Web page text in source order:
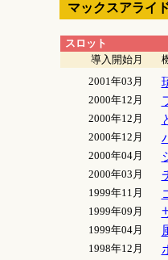
マックスアライ
スロット
導入開始月
2001年03月
2000年12月
2000年12月
2000年12月
2000年04月
2000年03月
1999年11月
1999年09月
1999年04月
1998年12月